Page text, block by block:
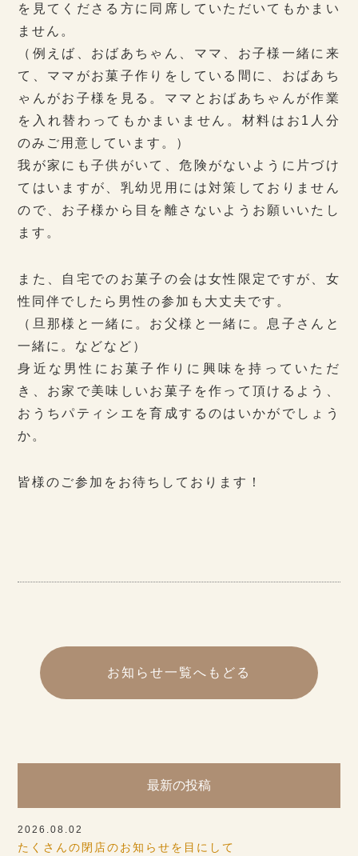
を見てくださる方に同席していただいてもかまい
ません。
（例えば、おばあちゃん、ママ、お子様一緒に来
て、ママがお菓子作りをしている間に、おばあち
ゃんがお子様を見る。ママとおばあちゃんが作業
を入れ替わってもかまいません。材料はお1人分
のみご用意しています。）
我が家にも子供がいて、危険がないように片づけ
てはいますが、乳幼児用には対策しておりません
ので、お子様から目を離さないようお願いいたし
ます。
また、自宅でのお菓子の会は女性限定ですが、女
性同伴でしたら男性の参加も大丈夫です。
（旦那様と一緒に。お父様と一緒に。息子さんと
一緒に。などなど）
身近な男性にお菓子作りに興味を持っていただ
き、お家で美味しいお菓子を作って頂けるよう、
おうちパティシエを育成するのはいかがでしょう
か。
皆様のご参加をお待ちしております！
お知らせ一覧へもどる
最新の投稿
2026.08.02
たくさんの閉店のお知らせを目にして